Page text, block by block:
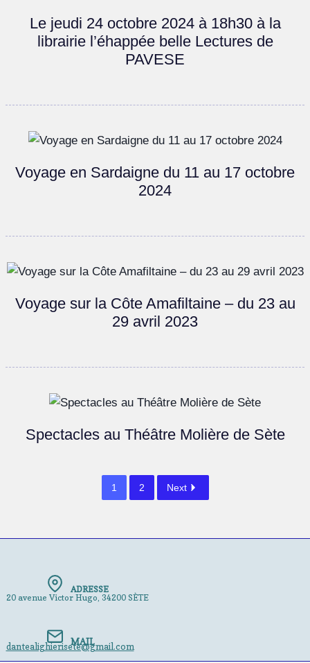
Le jeudi 24 octobre 2024 à 18h30 à la
librairie l’éhappée belle Lectures de
PAVESE
Voyage en Sardaigne du 11 au 17 octobre
2024
Voyage sur la Côte Amafiltaine – du 23 au
29 avril 2023
Spectacles au Théâtre Molière de Sète
1 2 Next
ADRESSE
20 avenue Victor Hugo, 34200 SÈTE
MAIL
dantealighierisete@gmail.com